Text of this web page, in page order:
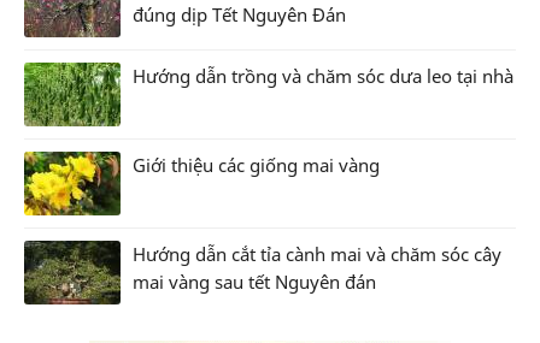
đúng dịp Tết Nguyên Đán
Hướng dẫn trồng và chăm sóc dưa leo tại nhà
Giới thiệu các giống mai vàng
Hướng dẫn cắt tỉa cành mai và chăm sóc cây
mai vàng sau tết Nguyên đán